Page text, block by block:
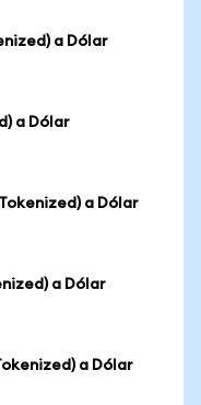
a Dólar
a Dólar
Tokenized) a Dólar
a Dólar
a Dólar